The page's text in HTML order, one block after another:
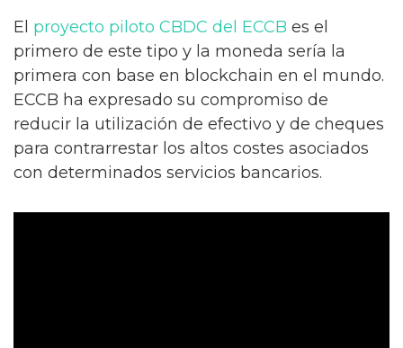
El proyecto piloto CBDC del ECCB es el
primero de este tipo y la moneda sería la
primera con base en blockchain en el mundo.
ECCB ha expresado su compromiso de
reducir la utilización de efectivo y de cheques
para contrarrestar los altos costes asociados
con determinados servicios bancarios.